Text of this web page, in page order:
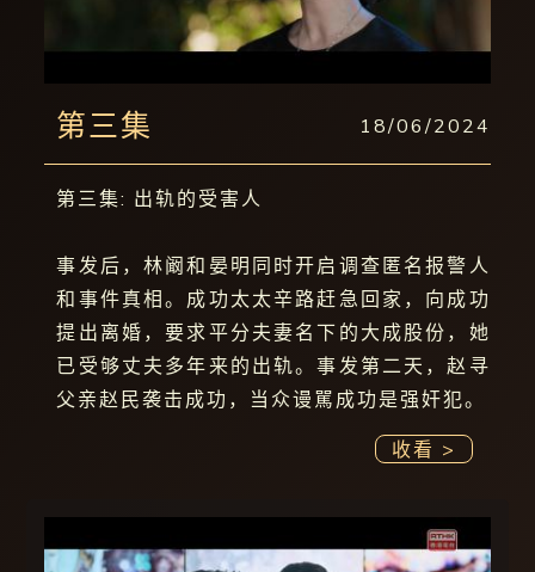
第三集 18/06/2024
第三集: 出轨的受害人
事发后，林阚和晏明同时开启调查匿名报警人
和事件真相。成功太太辛路赶急回家，向成功
提出离婚，要求平分夫妻名下的大成股份，她
已受够丈夫多年来的出轨。事发第二天，赵寻
父亲赵民袭击成功，当众谩駡成功是强奸犯。
收看 >